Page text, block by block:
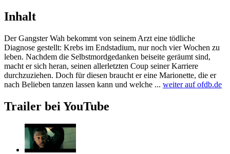
Inhalt
Der Gangster Wah bekommt von seinem Arzt eine tödliche
Diagnose gestellt: Krebs im Endstadium, nur noch vier Wochen zu
leben. Nachdem die Selbstmordgedanken beiseite geräumt sind,
macht er sich heran, seinen allerletzten Coup seiner Karriere
durchzuziehen. Doch für diesen braucht er eine Marionette, die er
nach Belieben tanzen lassen kann und welche ... weiter auf ofdb.de
Trailer bei YouTube